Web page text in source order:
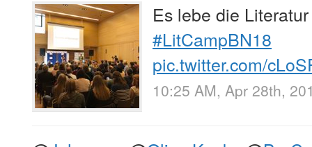
Es lebe die
#LitCampBN18
pic.twitter.com/
10:25 AM, Apr 28th,